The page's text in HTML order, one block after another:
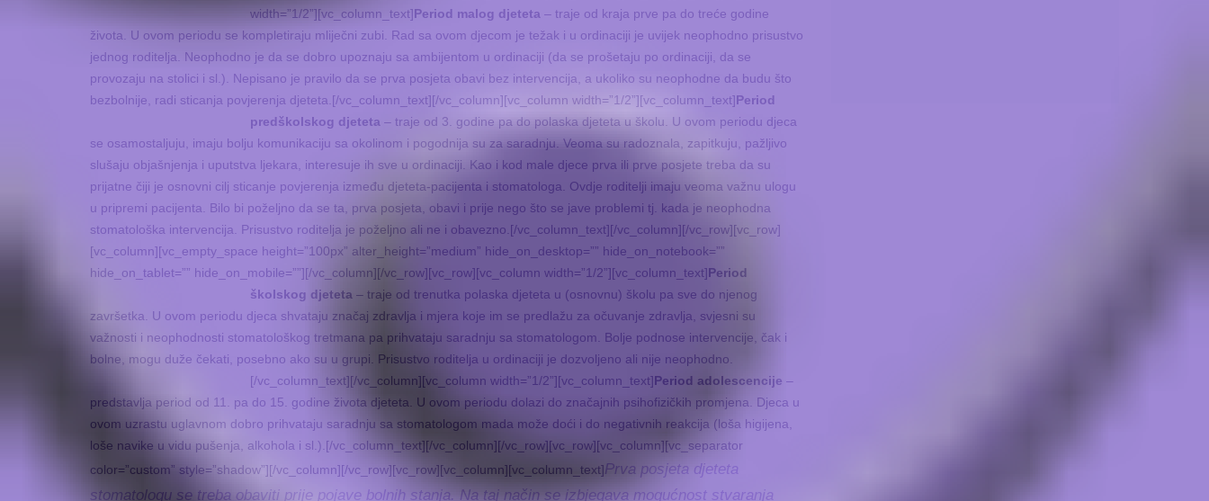
width=”1/2”][vc_column_text]Period malog djeteta – traje od kraja prve pa do treće godine
života. U ovom periodu se kompletiraju mliječni zubi. Rad sa ovom djecom je težak i u ordinaciji je uvijek neophodno prisustvo
jednog roditelja. Neophodno je da se dobro upoznaju sa ambijentom u ordinaciji (da se prošetaju po ordinaciji, da se
provozaju na stolici i sl.). Nepisano je pravilo da se prva posjeta obavi bez intervencija, a ukoliko su neophodne da budu što
bezbolnije, radi sticanja povjerenja djeteta.[/vc_column_text][/vc_column][vc_column width=”1/2”][vc_column_text]Period
predškolskog djeteta – traje od 3. godine pa do polaska djeteta u školu. U ovom periodu djeca
se osamostaljuju, imaju bolju komunikaciju sa okolinom i pogodnija su za saradnju. Veoma su radoznala, zapitkuju, pažljivo
slušaju objašnjenja i uputstva ljekara, interesuje ih sve u ordinaciji. Kao i kod male djece prva ili prve posjete treba da su
prijatne čiji je osnovni cilj sticanje povjerenja između djeteta-pacijenta i stomatologa. Ovdje roditelji imaju veoma važnu ulogu
u pripremi pacijenta. Bilo bi poželjno da se ta, prva posjeta, obavi i prije nego što se jave problemi tj. kada je neophodna
stomatološka intervencija. Prisustvo roditelja je poželjno ali ne i obavezno.[/vc_column_text][/vc_column][/vc_row][vc_row]
[vc_column][vc_empty_space height=”100px” alter_height=”medium” hide_on_desktop=”” hide_on_notebook=””
hide_on_tablet=”” hide_on_mobile=””][/vc_column][/vc_row][vc_row][vc_column width=”1/2”][vc_column_text]Period
školskog djeteta – traje od trenutka polaska djeteta u (osnovnu) školu pa sve do njenog
završetka. U ovom periodu djeca shvataju značaj zdravlja i mjera koje im se predlažu za očuvanje zdravlja, svjesni su
važnosti i neophodnosti stomatološkog tretmana pa prihvataju saradnju sa stomatologom. Bolje podnose intervencije, čak i
bolne, mogu duže čekati, posebno ako su u grupi. Prisustvo roditelja u ordinaciji je dozvoljeno ali nije neophodno.
[/vc_column_text][/vc_column][vc_column width=”1/2”][vc_column_text]Period adolescencije –
predstavlja period od 11. pa do 15. godine života djeteta. U ovom periodu dolazi do značajnih psihofizičkih promjena. Djeca u
ovom uzrastu uglavnom dobro prihvataju saradnju sa stomatologom mada može doći i do negativnih reakcija (loša higijena,
loše navike u vidu pušenja, alkohola i sl.).[/vc_column_text][/vc_column][/vc_row][vc_row][vc_column][vc_separator
color=”custom” style=”shadow”][/vc_column][/vc_row][vc_row][vc_column][vc_column_text]Prva posjeta djeteta
stomatologu se treba obaviti prije pojave bolnih stanja. Na taj način se izbjegava mogućnost stvaranja